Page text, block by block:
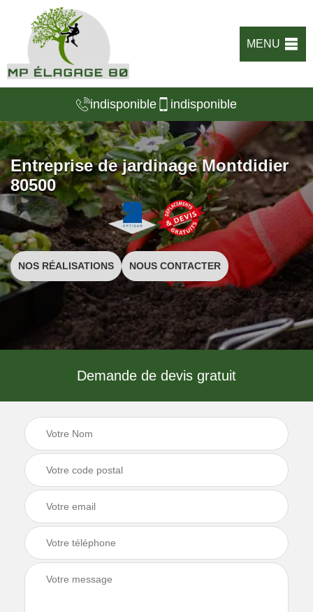
MENU
indisponible indisponible
Entreprise de jardinage Montdidier
80500
NOS RÉALISATIONS NOUS CONTACTER
Demande de devis gratuit